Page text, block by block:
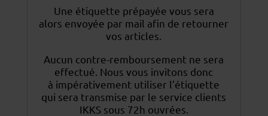
Une étiquette prépayée vous sera
alors envoyée par mail afin de retourner
vos articles.
Aucun contre-remboursement ne sera
effectué. Nous vous invitons donc
à impérativement utiliser l’étiquette
qui sera transmise par le service clients
IKKS sous 72h ouvrées.